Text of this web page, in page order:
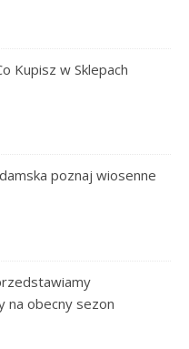
Kupisz w Sklepach
poznaj wiosenne
na obecny sezon